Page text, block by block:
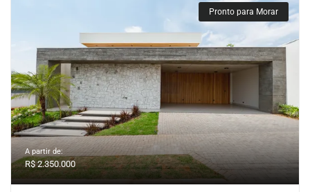
Pronto para Morar
A partir de:
R$ 2.350.000